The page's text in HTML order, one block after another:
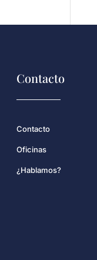
Contacto
Contacto
Oficinas
¿Hablamos?